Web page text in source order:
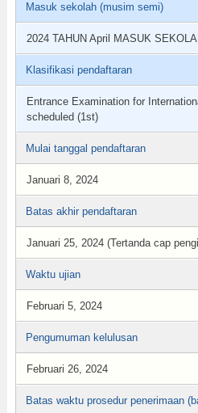
Masuk sekolah (musim semi)
2024 TAHUN April MASUK
Klasifikasi pendaftaran
Entrance Examination for
scheduled (1st)
Mulai tanggal pendaftaran
Januari 8, 2024
Batas akhir pendaftaran
Januari 25, 2024 (Tertanda cap
Waktu ujian
Februari 5, 2024
Pengumuman kelulusan
Februari 26, 2024
Batas waktu prosedur penerimaan